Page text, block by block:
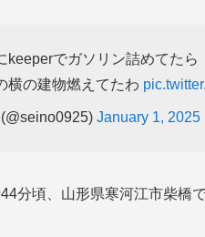
keeperでガソリン詰めてたら
横の建物燃えてたわ
January 1, 2025
分頃、山形県寒河江市柴橋